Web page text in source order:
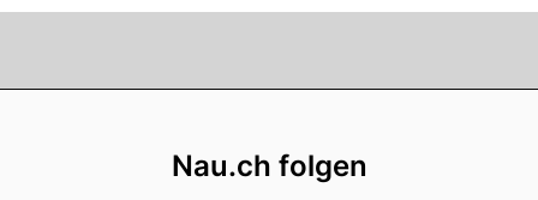
Nau.ch folgen